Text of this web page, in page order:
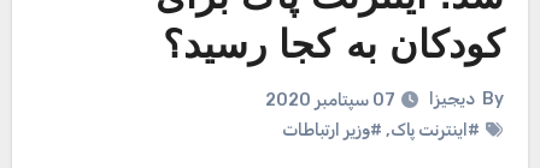
کودکان به کجا رسید؟
By دیجیزا
07 سپتامبر 2020
#اینترنت پاک, #وزیر ارتباطات